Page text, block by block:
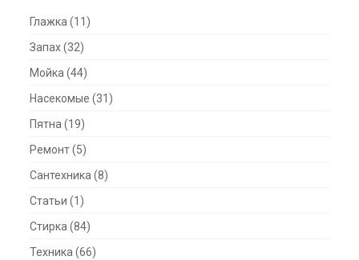
Глажка (11)
Запах(32)
Мойка (44)
Насекомые (31)
Пятна (19)
Ремонт(5)
Сантехника (8)
Статьи (1)
Стирка (84)
Техника (66)